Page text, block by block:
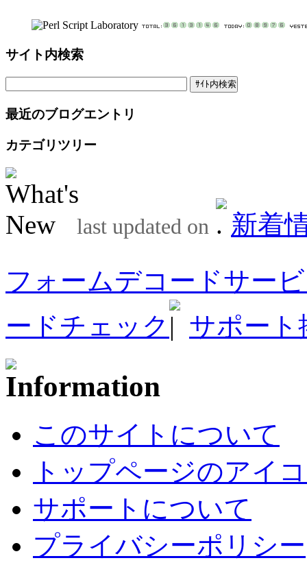
サイト内検索
最近のブログエントリ
カテゴリツリー
last updated on
新着
フォームデコードサー
ードチェック
サポート
このサイトについて
トップページのアイ
サポートについて
プライバシーポリシー